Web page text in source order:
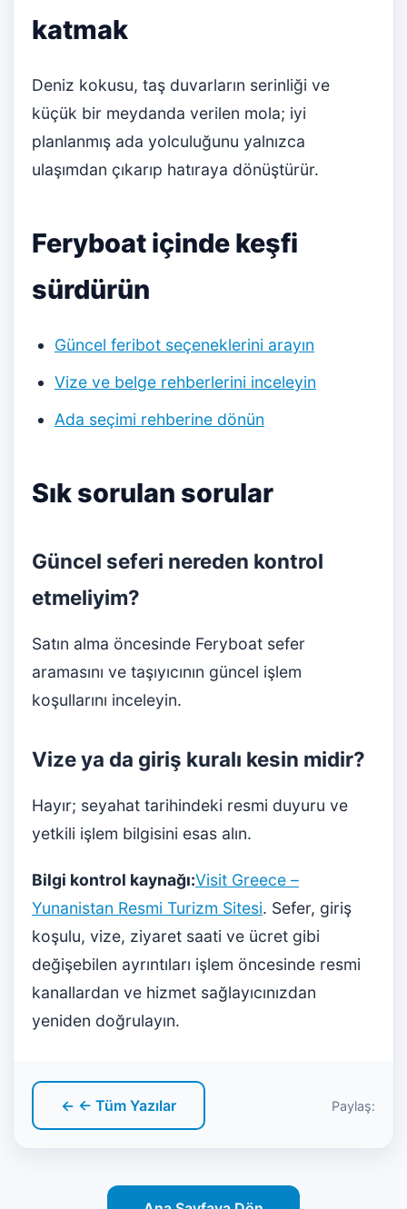
katmak
Deniz kokusu, taş duvarların serinliği ve
küçük bir meydanda verilen mola; iyi
planlanmış ada yolculuğunu yalnızca
ulaşımdan çıkarıp hatıraya dönüştürür.
Feryboat içinde keşfi
sürdürün
Güncel feribot seçeneklerini arayın
Vize ve belge rehberlerini inceleyin
Ada seçimi rehberine dönün
Sık sorulan sorular
Güncel seferi nereden kontrol
etmeliyim?
Satın alma öncesinde Feryboat sefer
aramasını ve taşıyıcının güncel işlem
koşullarını inceleyin.
Vize ya da giriş kuralı kesin midir?
Hayır; seyahat tarihindeki resmi duyuru ve
yetkili işlem bilgisini esas alın.
Bilgi kontrol kaynağı:Visit Greece –
Yunanistan Resmi Turizm Sitesi. Sefer, giriş
koşulu, vize, ziyaret saati ve ücret gibi
değişebilen ayrıntıları işlem öncesinde resmi
kanallardan ve hizmet sağlayıcınızdan
yeniden doğrulayın.
← ← Tüm Yazılar Paylaş: